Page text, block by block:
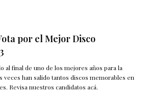
por el Mejor Disco
al final de uno de los mejores años para la
veces han salido tantos discos memorables en
Revisa nuestros candidatos acá.